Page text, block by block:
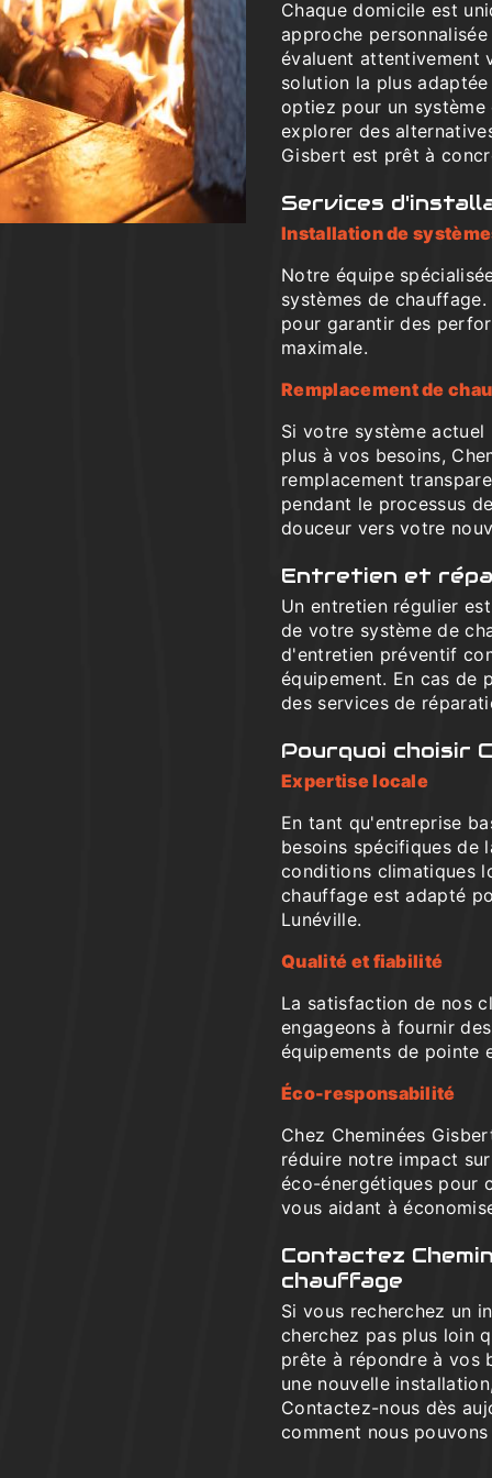
Chaque domicile est
approche
évaluent attentivement
solution la plus
optiez pour un
explorer des
Gisbert est prêt à
Services
Installation de
Notre équipe
systèmes de
pour garantir des
maximale.
Remplacement de
Si votre système
plus à vos besoins,
remplacement
pendant le processus
douceur vers votre
Entretien et
Un entretien régulier
de votre système de
d'entretien préventif
équipement. En cas de
des services de
Pourquoi choisir
Expertise locale
En tant qu'entreprise
besoins spécifiques de
conditions climatiques
chauffage est adapté
Lunéville.
Qualité et fiabilité
La satisfaction de nos
engageons à fournir
équipements de pointe
Éco-responsabilité
Chez Cheminées
réduire notre impact
éco-énergétiques pour
vous aidant à
Contactez
chauffage
Si vous recherchez un
cherchez pas plus loin
prête à répondre à vos
une nouvelle
Contactez-nous dès
comment nous